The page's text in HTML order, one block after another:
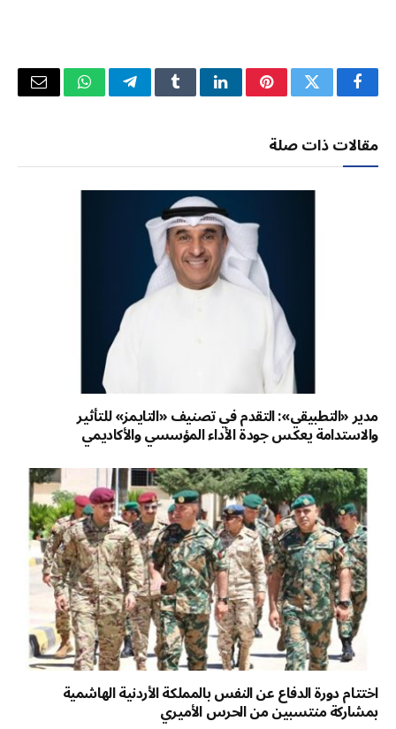
فيسبوكتويتر بينتيريستلينكدإنTumblrتيلقرامواتسابالبريد
مقالات ذات صلة
مدير «التطبيقي»: التقدم في تصنيف «التايمز» للتأثير
والاستدامة يعكس جودة الأداء المؤسسي والأكاديمي
اختتام دورة الدفاع عن النفس بالمملكة الأردنية الهاشمية
بمشاركة منتسبين من الحرس الأميري